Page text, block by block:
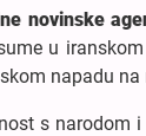
novinske
u
napadu na
s